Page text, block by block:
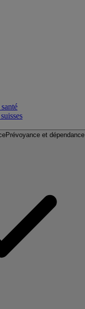
Prévoyance et dépendance